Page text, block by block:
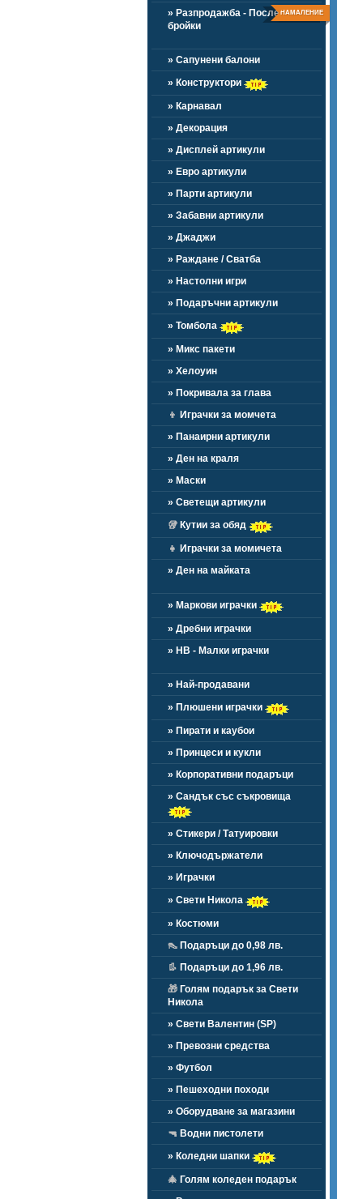
» Разпродажба - Последни
бройки
НАМАЛЕНИЕ
» Сапунени балони
» Конструктори
» Карнавал
» Декорация
» Дисплей артикули
» Евро артикули
» Парти артикули
» Забавни артикули
» Джаджи
» Раждане / Сватба
» Настолни игри
» Подаръчни артикули
» Томбола
» Микс пакети
» Хелоуин
» Покривала за глава
👦 Играчки за момчета
» Панаирни артикули
» Ден на краля
» Маски
» Светещи артикули
🥡 Кутии за обяд
👧 Играчки за момичета
» Ден на майката
» Маркови играчки
» Дребни играчки
» HB - Малки играчки
» Най-продавани
» Плюшени играчки
» Пирати и каубои
» Принцеси и кукли
» Корпоративни подаръци
» Сандък със съкровища
» Стикери / Татуировки
» Ключодържатели
» Играчки
» Свети Никола
» Костюми
👠 Подаръци до 0,98 лв.
👢 Подаръци до 1,96 лв.
🎁 Голям подарък за Свети
Никола
» Свети Валентин (SP)
» Превозни средства
» Футбол
» Пешеходни походи
» Оборудване за магазини
🔫 Водни пистолети
» Коледни шапки
🎄 Голям коледен подарък